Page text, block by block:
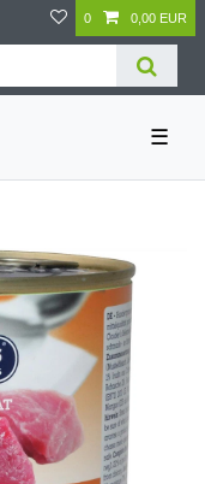
0 0,00 EUR
☰